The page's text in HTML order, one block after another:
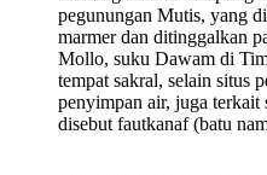
pegunungan Mutis, yang
marmer dan ditinggalkan
Mollo, suku Dawam di
tempat sakral, selain situs
penyimpan air, juga terkait
disebut fautkanaf (batu